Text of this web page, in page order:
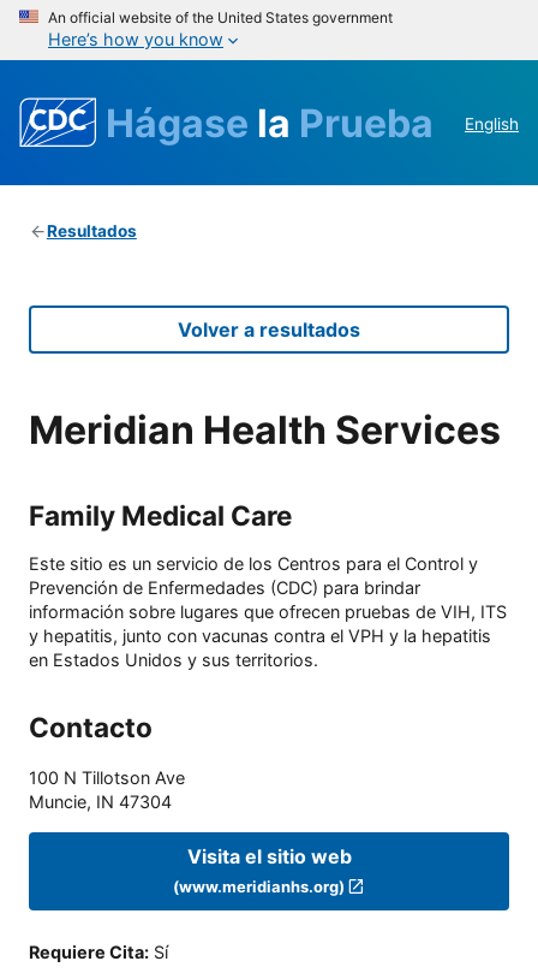
An official website of the United States government
Here’s how you know
Hágase la Prueba English
Resultados
Volver a resultados
Meridian Health Services
Family Medical Care
Este sitio es un servicio de los Centros para el Control y
Prevención de Enfermedades (CDC) para brindar
información sobre lugares que ofrecen pruebas de VIH, ITS
y hepatitis, junto con vacunas contra el VPH y la hepatitis
en Estados Unidos y sus territorios.
Contacto
100 N Tillotson Ave
Muncie, IN 47304
Visita el sitio web
(www.meridianhs.org)
Requiere Cita: Sí